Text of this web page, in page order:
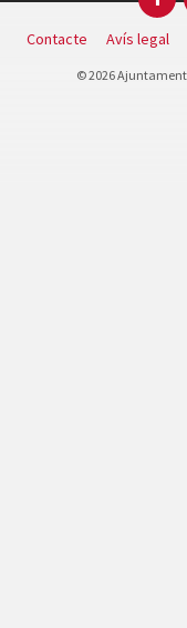
Contacte Avís legal
© 2026